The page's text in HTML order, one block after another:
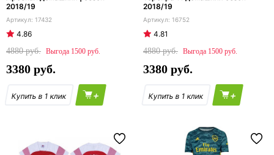
2018/19
17432
4.86
4880
1500
3380
+
2018/19
16752
4.81
4880
1500
3380
+